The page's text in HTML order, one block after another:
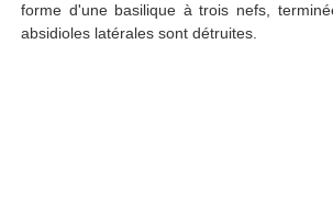
forme d'une basilique à trois nefs,
absidioles latérales sont détruites.